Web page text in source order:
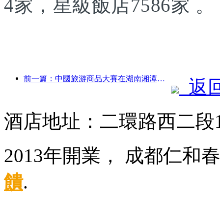
4家，星級飯店7586家 。
前一篇：中國旅游商品大賽在湖南湘潭成功舉辦
返
酒店地址：二環路西二
2013年開業， 成都仁
饋.